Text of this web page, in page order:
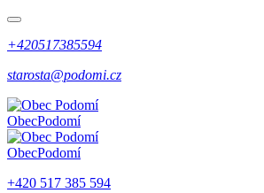
+420517385594
starosta@podomi.cz
ObecPodomí
ObecPodomí
+420 517 385 594